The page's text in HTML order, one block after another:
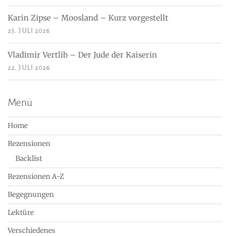
Karin Zipse – Moosland – Kurz vorgestellt
25. JULI 2026
Vladimir Vertlib – Der Jude der Kaiserin
22. JULI 2026
Menü
Home
Rezensionen
Backlist
Rezensionen A-Z
Begegnungen
Lektüre
Verschiedenes